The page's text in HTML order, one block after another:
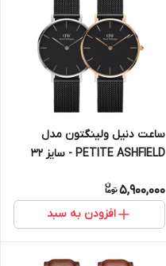
ساعت دنیل ولینگتون مدل
PETITE ASHFIELD - سایز 32
5,900,000
افزودن به سبد